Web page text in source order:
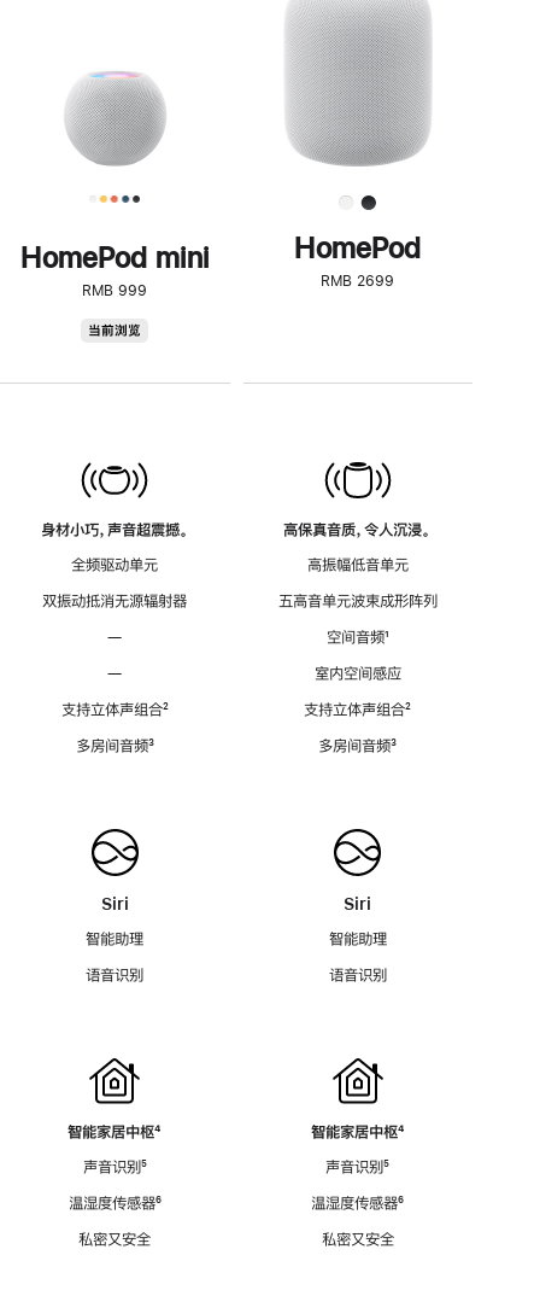
HomePod mini
RMB 999
当前浏览
身材小巧，声音超震撼。
全频驱动单元
双振动抵消无源辐射器
—
—
支持立体声组合脚
²
多房间音频脚
³
Siri
智能助理
语音识别
智能家居中枢脚
⁴
声音识别脚
⁵
温湿度传感器脚
⁶
私密又安全
了
解
HomePod<
HomePod
RMB 2699
高保真音质，令人沉浸。
高振幅低音单元
五高音单元波束成形阵列
空间音频脚
¹
室内空间感应
支持立体声组合脚
²
多房间音频脚
³
Siri
智能助理
语音识别
智能家居中枢脚
⁴
声音识别脚
⁵
温湿度传感器脚
⁶
私密又安全